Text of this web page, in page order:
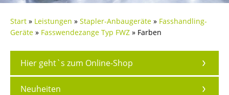
Start » Leistungen » Stapler-Anbaugeräte » Fasshandling-
Geräte » Fasswendezange Typ FWZ » Farben
Hier geht`s zum Online-Shop
Neuheiten